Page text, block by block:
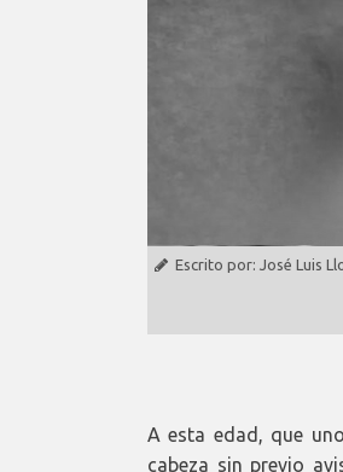
Escrito por: José Luis
A esta edad, que
cabeza sin previo